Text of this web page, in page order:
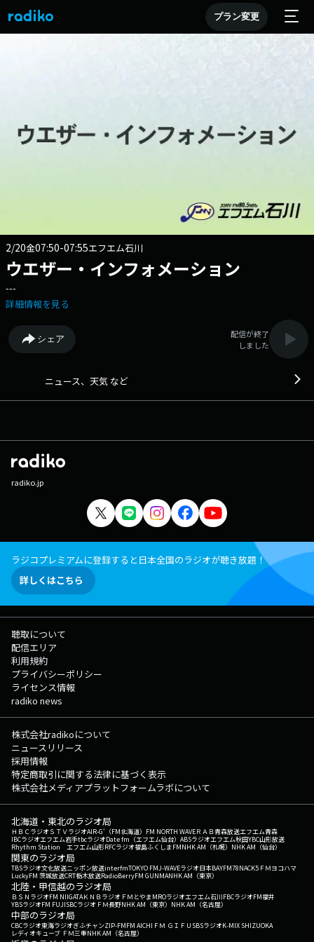
プラン変更
2/20金07:50-07:55エフエム石川
ウエザー・インフォメーション
---
詳細情報を見る
シェア
配信が終了
しました
ニュース、天気 など
radiko.jp
ラジコプレミアムに登録すると日本全国のラジオが聴き放題！
詳しくはこちら
聴取について
配信エリア
利用規約
プライバシーポリシー
ライセンス情報
radiko news
株式会社radikoについて
ニュースリリース
採用情報
特定商取引に関する法律に基づく表示
株式会社メディアプラットフォームラボについて
北海道・東北のラジオ局
ＨＢＣラジオＳＴＶラジオAIR-G'（FM北海道） FM NORTH WAVEＲＡＢ青森放送エフエム青森
IBCラジオエフエム岩手tbcラジオDate fm（エフエム仙台） ABSラジオエフエム秋田YBC山形放送
Rhythm Station エフエム山形RFCラジオ福島ふくしまFMNHK AM（札幌） NHK AM（仙台）
関東のラジオ局
TBSラジオ文化放送ニッポン放送interfmTOKYO FMJ-WAVEラジオ日本BAYFM78NACK5 ＦＭヨコハマ
LuckyFM 茨城放送CRT栃木放送RadioBerryFM GUNMANHK AM（東京）
北陸・甲信越のラジオ局
ＢＳＮラジオFM NIIGATAＫＮＢラジオ ＦＭとやまMROラジオエフエム石川FBCラジオFM福井
YBSラジオFM FUJISBCラジオ ＦＭ長野NHK AM（東京） NHK AM（名古屋）
中部のラジオ局
CBCラジオ東海ラジオぎふチャンZIP-FMFM AICHI ＦＭ ＧＩＦＵ SBSラジオK-MIX SHIZUOKA
レディオキューブ ＦＭ三重NHK AM（名古屋）